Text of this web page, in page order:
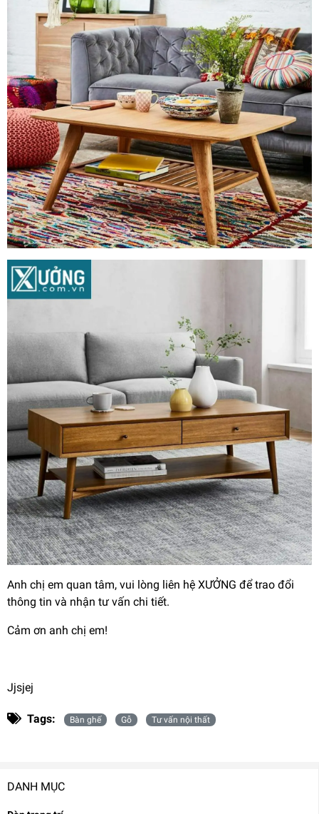
DANH MỤC
Anh chị em quan tâm, vui lòng liên hệ XƯỞNG để trao đổi
thông tin và nhận tư vấn chi tiết.
Cảm ơn anh chị em!
Jjsjej
Tags: Bàn ghế Gỗ Tư vấn nội thất